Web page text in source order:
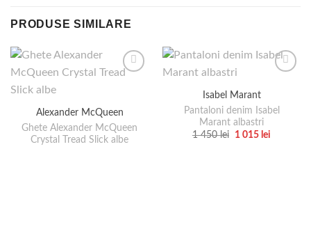
PRODUSE SIMILARE
Alexander McQueen
Ghete Alexander McQueen
Crystal Tread Slick albe
Isabel Marant
Pantaloni denim Isabel
Marant albastri
1 450lei
Prețul
1 015 lei